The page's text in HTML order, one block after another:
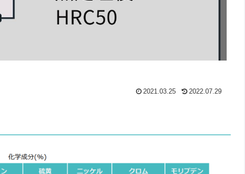
2021.03.25 2022.07.29